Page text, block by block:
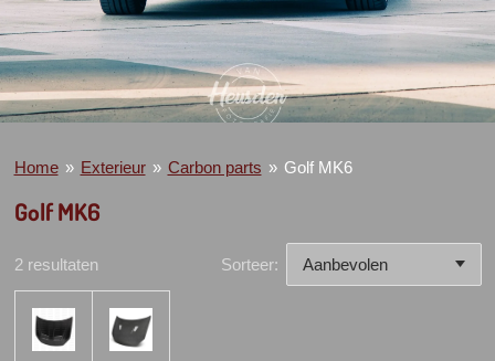
Home » Exterieur » Carbon parts » Golf MK6
Golf MK6
2 resultaten Sorteer: